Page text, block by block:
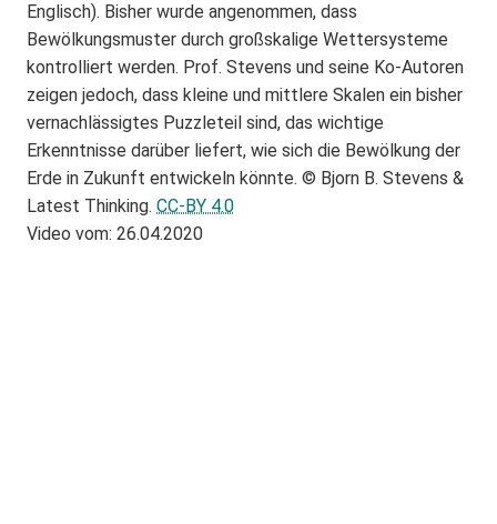
Englisch). Bisher wurde angenommen, dass
Bewölkungsmuster durch großskalige Wettersysteme
kontrolliert werden. Prof. Stevens und seine Ko-Autoren
zeigen jedoch, dass kleine und mittlere Skalen ein bisher
vernachlässigtes Puzzleteil sind, das wichtige
Erkenntnisse darüber liefert, wie sich die Bewölkung der
Erde in Zukunft entwickeln könnte. © Bjorn B. Stevens &
Latest Thinking. CC-BY 4.0
Video vom: 26.04.2020